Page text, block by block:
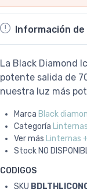
Información
La Black Diamond
potente salida de
nuestra luz más
Marca Black
Categoría Linternas
Ver más Linternas
Stock NO
CODIGOS
SKU